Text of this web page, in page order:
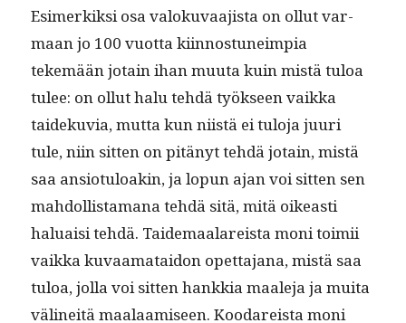
Esimerkik­si osa val­oku­vaa­jista on ollut var­
maan jo 100 vuot­ta kiin­nos­tuneimpia
tekemään jotain ihan muu­ta kuin mis­tä tuloa
tulee: on ollut halu tehdä työk­seen vaik­ka
taideku­via, mut­ta kun niistä ei tulo­ja juuri
tule, niin sit­ten on pitänyt tehdä jotain, mis­tä
saa ansio­tu­loakin, ja lop­un ajan voi sit­ten sen
mah­dol­lis­ta­mana tehdä sitä, mitä oikeasti
halu­aisi tehdä. Taide­maalareista moni toimii
vaik­ka kuvaa­mataidon opet­ta­jana, mis­tä saa
tuloa, jol­la voi sit­ten han­kkia maale­ja ja mui­ta
välineitä maalaamiseen. Koodareista moni